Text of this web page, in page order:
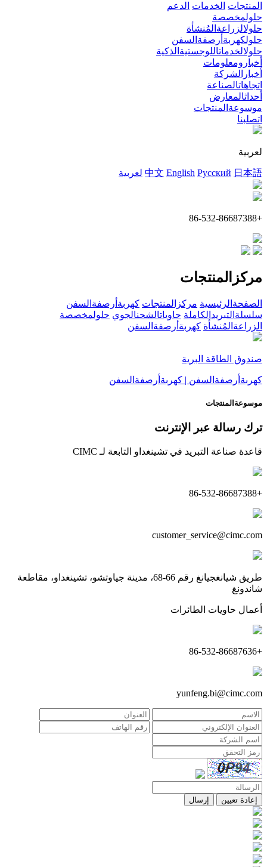
المنتجات الخدمات الدعم
حلولمخصصة
حلولالزراعةالمُنشأة
حلولكهربةأرصفةالسفن
حلولالخدماتاللوجستيةالذكية
أخبارومعلومات
أخبارالشركة
اتجاهاتالصناعة
أحداثالمعارض
موسوعةالمنتجات
اتصلبنا
لعربية
中文 English Русский 日本語 لعربية
+86-532-86687388
مركزالمنتجات
الصفحةالرئيسية مركزالمنتجات كهربةأرصفةالسفن
سلسلةالتبريدالكاملة حاوياتالشحنالجوي حلولمخصصة
الزراعةالمُنشأة كهربةأرصفةالسفن
صندوق الطاقة البرية
كهربةأرصفةالسفن | كهربةأرصفةالسفن
موسوعةالمنتجات
ترك رسالة عبر الإنترنت
قاعدة صناعة التبريد في تشينغداو التابعة لـ CIMC
+86-532-86687388
customer_service@cimc.com
طريق شيانغجيانغ رقم 66-68، مدينة جياوتشو، تشينغداو، مقاطعة
شاندونغ
أعمال حاويات الطائرات
+86-532-86687636
yunfeng.bi@cimc.com
إعادة تعيين إرسال